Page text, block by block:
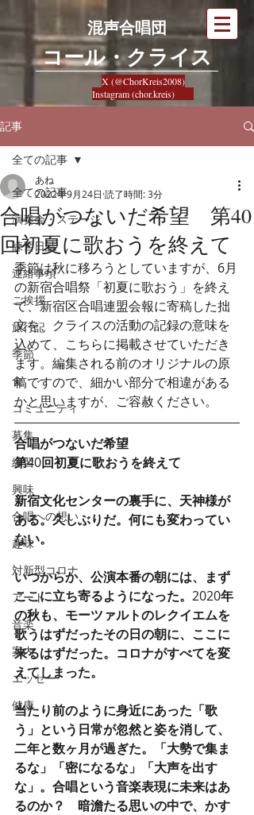
混声合唱団
​コール・クライス
X (@ChorKreis2008)
Instagram (chor.kreis)
記事
全ての記事
演奏会・ステージ
練習日誌
連絡事項
ご挨拶
旅行記
季節
食
コミュニティ
募集
練習
興味
合唱への想い
趣味
対新型コロナ
アート
音楽
案内
エッセー
健康
全ての記事
合唱がつないだ希望 第40
回初夏に歌おうを終えて
あね
2022年9月24日 読了時間: 3分
季節は秋に移ろうとしていますが、6月
の新宿合唱祭「初夏に歌おう」を終え
て、新宿区合唱連盟会報に寄稿した拙
文を、クライスの活動の記録の意味を
込めて、こちらに掲載させていただき
ます。編集される前のオリジナルの原
稿ですので、細かい部分で相違がある
かと思いますが、ご容赦ください。
合唱がつないだ希望
第40回初夏に歌おうを終えて
新宿文化センターの裏手に、天神様が
ある。久しぶりだ。何にも変わってい
ない。
いつからか、公演本番の朝には、まず
ここに立ち寄るようになった。 2020年
の秋も、モーツァルトのレクイエムを
歌うはずだったその日の朝に、ここに
来るはずだった。コロナがすべてを変
えてしまった。
当たり前のように身近にあった「歌
う」という日常が忽然と姿を消して、
二年と数ヶ月が過ぎた。「大勢で集ま
るな」「密になるな」「大声を出す
な」。合唱という音楽表現に未来はあ
るのか？　暗澹たる思いの中で、かす